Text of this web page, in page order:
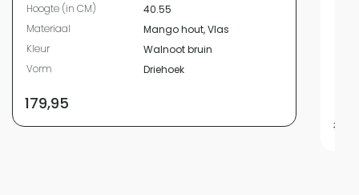
Hoogte (in CM)
40.55
Materiaal
Mango hout, Vlas
Kleur
Walnoot bruin
Vorm
Driehoek
179,95